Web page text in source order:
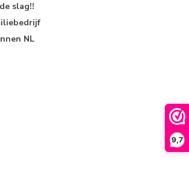
9,7
slag!!
NL